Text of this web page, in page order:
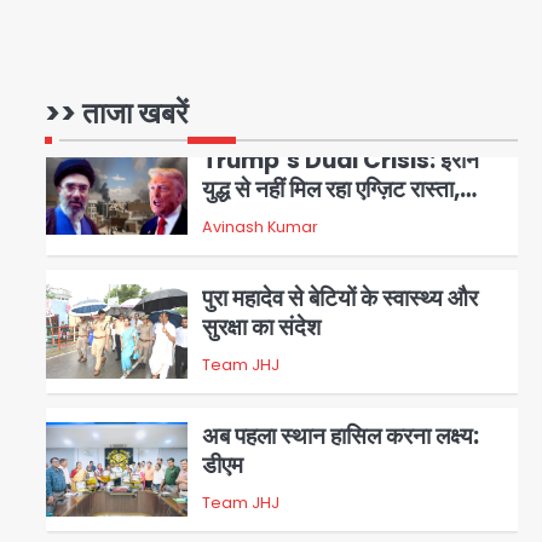
>> ताजा खबरें
5
1
Trump’s Dual Crisis: ईरान
युद्ध से नहीं मिल रहा एग्ज़िट रास्ता,
जन्मसिद्ध नागरिकता पर सुप्रीम कोर्ट
को दी फिर चुनौती
Avinash Kumar
2
पुरा महादेव से बेटियों के स्वास्थ्य और
सुरक्षा का संदेश
Team JHJ
3
अब पहला स्थान हासिल करना लक्ष्य:
डीएम
Team JHJ